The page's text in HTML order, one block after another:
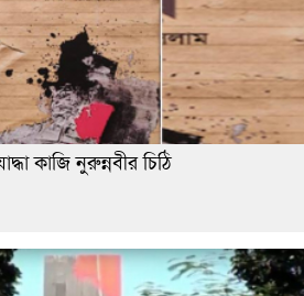
কাজি নুরুন্নবীর চিঠি